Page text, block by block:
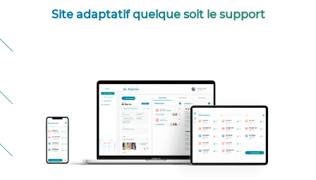
Site adaptatif quelque soit le support